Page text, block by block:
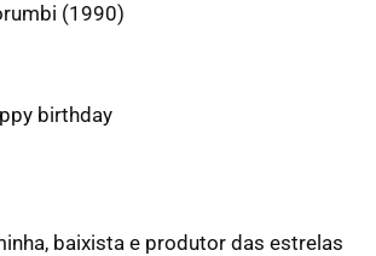
(1990)
birthday
baixista e produtor das estrelas